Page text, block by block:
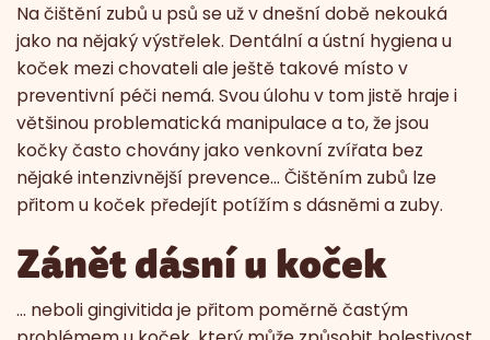
Na čištění zubů u psů se už v dnešní době nekouká
jako na nějaký výstřelek. Dentální a ústní hygiena u
koček mezi chovateli ale ještě takové místo v
preventivní péči nemá. Svou úlohu v tom jistě hraje i
většinou problematická manipulace a to, že jsou
kočky často chovány jako venkovní zvířata bez
nějaké intenzivnější prevence… Čištěním zubů lze
přitom u koček předejít potížím s dásněmi a zuby.
Zánět dásní u koček
… neboli gingivitida je přitom poměrně častým